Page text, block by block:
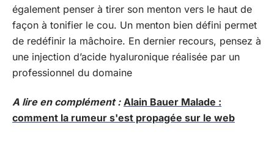
également penser à tirer son menton vers le haut de
façon à tonifier le cou. Un menton bien défini permet
de redéfinir la mâchoire. En dernier recours, pensez à
une injection d’acide hyaluronique réalisée par un
professionnel du domaine
A lire en complément : Alain Bauer Malade :
comment la rumeur s'est propagée sur le web